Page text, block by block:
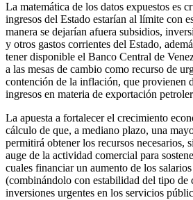
La matemática de los datos expuestos es
ingresos del Estado estarían al límite con
manera se dejarían afuera subsidios,
y otros gastos corrientes del Estado,
tener disponible el Banco Central de
a las mesas de cambio como recurso de
contención de la inflación, que provienen
ingresos en materia de exportación
La apuesta a fortalecer el crecimiento
cálculo de que, a mediano plazo, una
permitirá obtener los recursos necesarios,
auge de la actividad comercial para
cuales financiar un aumento de los
(combinándolo con estabilidad del tipo de
inversiones urgentes en los servicios